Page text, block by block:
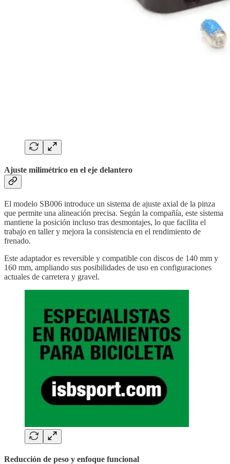
Ajuste milimétrico en el eje delantero
El modelo SB006 introduce un sistema de ajuste axial de la pinza
que permite una alineación precisa. Según la compañía, este sistema
mantiene la posición incluso tras desmontajes, lo que facilita el
trabajo en taller y mejora la consistencia en el rendimiento de
frenado.
Este adaptador es reversible y compatible con discos de 140 mm y
160 mm, ampliando sus posibilidades de uso en configuraciones
actuales de carretera y gravel.
Reducción de peso y enfoque funcional